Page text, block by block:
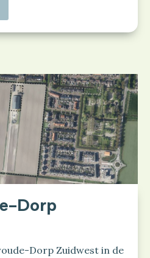
Dorp
Dorp Zuidwest in de